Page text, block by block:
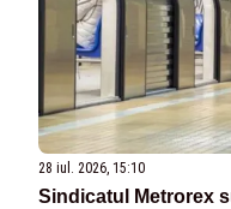
28 iul. 2026, 15:10
Sindicatul Metrorex